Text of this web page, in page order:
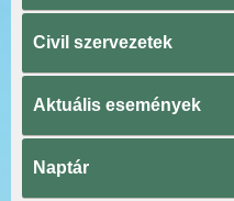
Civil szervezetek
Aktuális események
Naptár